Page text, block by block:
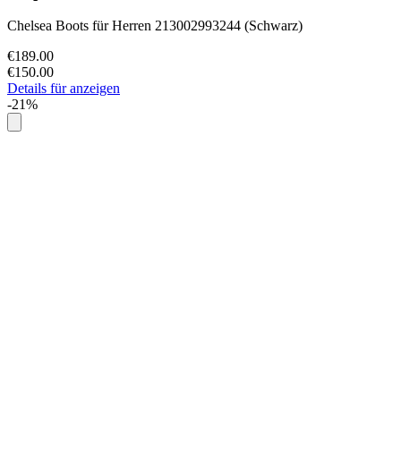
Chelsea Boots für Herren 213002993244 (Schwarz)
€189.00
€150.00
Details für anzeigen
-21%